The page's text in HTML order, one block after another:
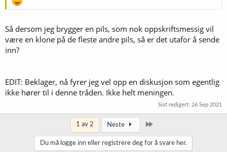
Så dersom jeg brygger en pils, som nok oppskriftsmessig vil
være en klone på de fleste andre pils, så er det utafor å sende
inn?
EDIT: Beklager, nå fyrer jeg vel opp en diskusjon som egentlig
ikke hører til i denne tråden. Ikke helt meningen.
Sist redigert: 26 Sep 2021
1 av 2 Neste
Du må logge inn eller registrere deg for å svare her.